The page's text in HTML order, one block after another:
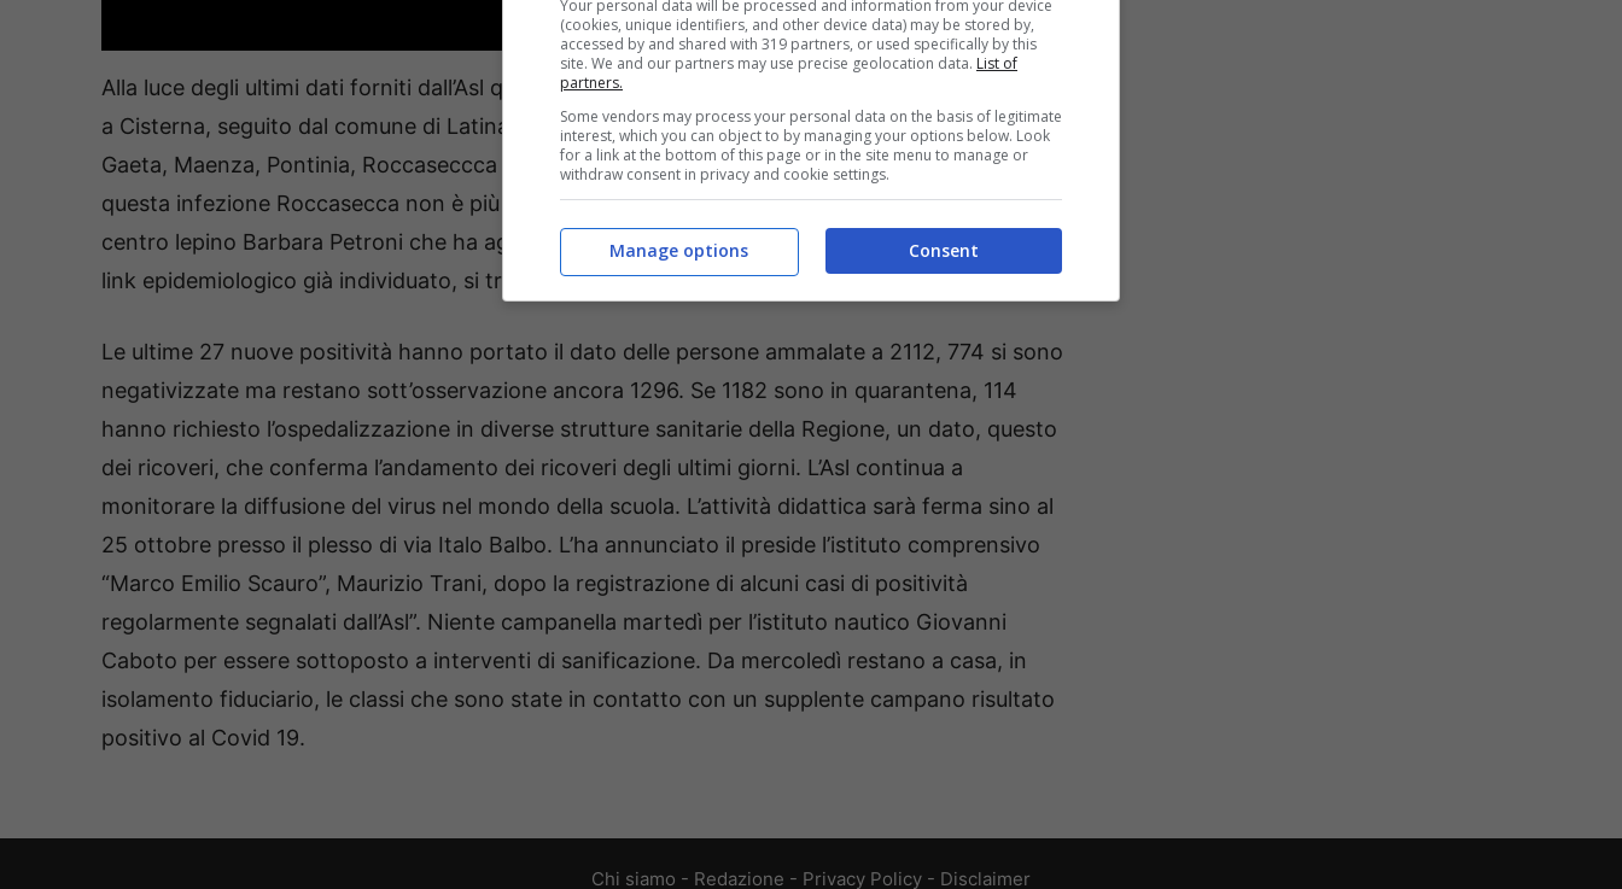
Alla luce degli ultimi dati forniti dall’Asl quasi la metà delle nuove positività, 12, sono state censite
a Cisterna, seguito dal comune di Latina con 6, da Terracina con 2 e da quelli di Aprilia, Cori,
Gaeta, Maenza, Pontinia, Roccaseccca dei Volsci e Sezze con una ciascuna. Una curiosità. Con
questa infezione Roccasecca non è più comune Covid free. L’ha confermato il sindaco del
centro lepino Barbara Petroni che ha aggiunto come la persona contagiata appartenga ad un
link epidemiologico già individuato, si trova in isolamento da diversi giorni fortunatamente
Le ultime 27 nuove positività hanno portato il dato delle persone ammalate a 2112, 774 si sono
negativizzate ma restano sott’osservazione ancora 1296. Se 1182 sono in quarantena, 114
hanno richiesto l’ospedalizzazione in diverse strutture sanitarie della Regione, un dato, questo
dei ricoveri, che conferma l’andamento dei ricoveri degli ultimi giorni. L’Asl continua a
monitorare la diffusione del virus nel mondo della scuola. L’attività didattica sarà ferma sino al
25 ottobre presso il plesso di via Italo Balbo. L’ha annunciato il preside l’istituto comprensivo
“Marco Emilio Scauro”, Maurizio Trani, dopo la registrazione di alcuni casi di positività
regolarmente segnalati dall’Asl”. Niente campanella martedì per l’istituto nautico Giovanni
Caboto per essere sottoposto a interventi di sanificazione. Da mercoledì restano a casa, in
isolamento fiduciario, le classi che sono state in contatto con un supplente campano risultato
positivo al Covid 19.
Chi siamo - Redazione - Privacy Policy - Disclaimer
Your personal data will be processed and information from your device
(cookies, unique identifiers, and other device data) may be stored by,
accessed by and shared with 319 partners, or used specifically by this
site. We and our partners may use precise geolocation data. List of
partners.
Some vendors may process your personal data on the basis of legitimate
interest, which you can object to by managing your options below. Look
for a link at the bottom of this page or in the site menu to manage or
withdraw consent in privacy and cookie settings.
Consent
Manage options